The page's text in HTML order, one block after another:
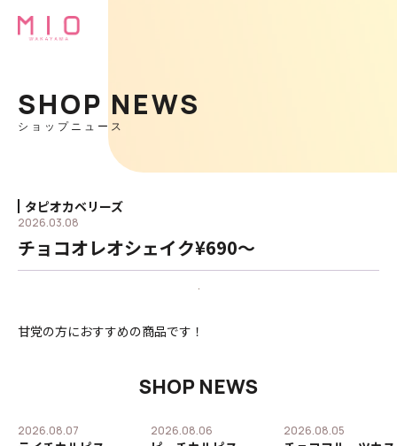
SHOP NEWS
ショップニュース
タピオカベリーズ
2026.03.08
チョコオレオシェイク¥690〜
甘党の方におすすめの商品です！
SHOP NEWS
2026.08.07 2026.08.06 2026.08.05